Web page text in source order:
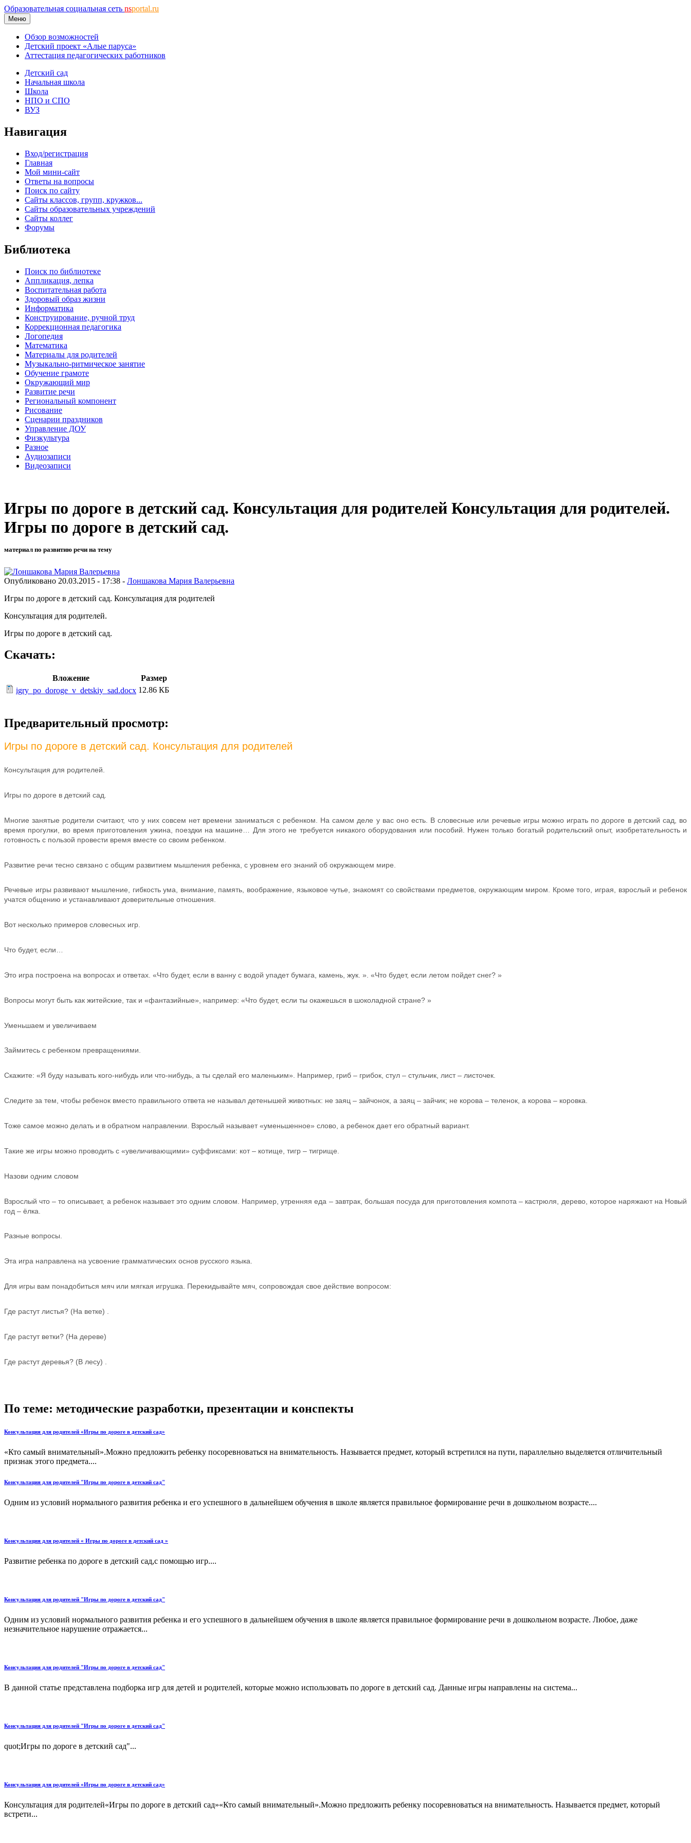
Образовательная социальная сеть nsportal.ru
Меню
Обзор возможностей
Детский проект «Алые паруса»
Аттестация педагогических работников
Детский сад
Начальная школа
Школа
НПО и СПО
ВУЗ
Навигация
Вход/регистрация
Главная
Мой мини-сайт
Ответы на вопросы
Поиск по сайту
Сайты классов, групп, кружков...
Сайты образовательных учреждений
Сайты коллег
Форумы
Библиотека
Поиск по библиотеке
Аппликация, лепка
Воспитательная работа
Здоровый образ жизни
Информатика
Конструирование, ручной труд
Коррекционная педагогика
Логопедия
Математика
Материалы для родителей
Музыкально-ритмическое занятие
Обучение грамоте
Окружающий мир
Развитие речи
Региональный компонент
Рисование
Сценарии праздников
Управление ДОУ
Физкультура
Разное
Аудиозаписи
Видеозаписи
Игры по дороге в детский сад. Консультация для родителей Консультация для родителей.
Игры по дороге в детский сад.
материал по развитию речи на тему
Опубликовано 20.03.2015 - 17:38 - Лоншакова Мария Валерьевна
Игры по дороге в детский сад. Консультация для родителей
Консультация для родителей.
Игры по дороге в детский сад.
Скачать:
Вложение
Размер
igry_po_doroge_v_detskiy_sad.docx 12.86 КБ
Предварительный просмотр:
Игры по дороге в детский сад. Консультация для родителей
Консультация для родителей.
Игры по дороге в детский сад.
Многие занятые родители считают, что у них совсем нет времени заниматься с ребенком. На самом деле у вас оно есть. В словесные или речевые игры можно играть по дороге в детский сад, во
время прогулки, во время приготовления ужина, поездки на машине… Для этого не требуется никакого оборудования или пособий. Нужен только богатый родительский опыт, изобретательность и
готовность с пользой провести время вместе со своим ребенком.
Развитие речи тесно связано с общим развитием мышления ребенка, с уровнем его знаний об окружающем мире.
Речевые игры развивают мышление, гибкость ума, внимание, память, воображение, языковое чутье, знакомят со свойствами предметов, окружающим миром. Кроме того, играя, взрослый и ребенок
учатся общению и устанавливают доверительные отношения.
Вот несколько примеров словесных игр.
Что будет, если…
Это игра построена на вопросах и ответах. «Что будет, если в ванну с водой упадет бумага, камень, жук. ». «Что будет, если летом пойдет снег? »
Вопросы могут быть как житейские, так и «фантазийные», например: «Что будет, если ты окажешься в шоколадной стране? »
Уменьшаем и увеличиваем
Займитесь с ребенком превращениями.
Скажите: «Я буду называть кого-нибудь или что-нибудь, а ты сделай его маленьким». Например, гриб – грибок, стул – стульчик, лист – листочек.
Следите за тем, чтобы ребенок вместо правильного ответа не называл детенышей животных: не заяц – зайчонок, а заяц – зайчик; не корова – теленок, а корова – коровка.
Тоже самое можно делать и в обратном направлении. Взрослый называет «уменьшенное» слово, а ребенок дает его обратный вариант.
Такие же игры можно проводить с «увеличивающими» суффиксами: кот – котище, тигр – тигрище.
Назови одним словом
Взрослый что – то описывает, а ребенок называет это одним словом. Например, утренняя еда – завтрак, большая посуда для приготовления компота – кастрюля, дерево, которое наряжают на Новый
год – ёлка.
Разные вопросы.
Эта игра направлена на усвоение грамматических основ русского языка.
Для игры вам понадобиться мяч или мягкая игрушка. Перекидывайте мяч, сопровождая свое действие вопросом:
Где растут листья? (На ветке) .
Где растут ветки? (На дереве)
Где растут деревья? (В лесу) .
По теме: методические разработки, презентации и конспекты
Консультация для родителей «Игры по дороге в детский сад»
«Кто самый внимательный».Можно предложить ребенку посоревноваться на внимательность. Называется предмет, который встретился на пути, параллельно выделяется отличительный
признак этого предмета....
Консультация для родителей "Игры по дороге в детский сад"
Одним из условий нормального развития ребенка и его успешного в дальнейшем обучения в школе является правильное формирование речи в дошкольном возрасте....
Консультация для родителей « Игры по дороге в детский сад »
Развитие ребенка по дороге в детский сад,с помощью игр....
Консультация для родителей "Игры по дороге в детский сад"
Одним из условий нормального развития ребенка и его успешного в дальнейшем обучения в школе является правильное формирование речи в дошкольном возрасте. Любое, даже
незначительное нарушение отражается...
Консультация для родителей "Игры по дороге в детский сад"
В данной статье представлена подборка игр для детей и родителей, которые можно использовать по дороге в детский сад. Данные игры направлены на система...
Консультация для родителей "Игры по дороге в детский сад"
quot;Игры по дороге в детский сад"...
Консультация для родителей «Игры по дороге в детский сад»
Консультация для родителей«Игры по дороге в детский сад»«Кто самый внимательный».Можно предложить ребенку посоревноваться на внимательность. Называется предмет, который
встрети...